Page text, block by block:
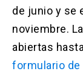
de junio y se
noviembre.
abiertas
formulario